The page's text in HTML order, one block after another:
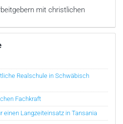
Realschule in Schwäbisch
Fachkraft
einen Langzeiteinsatz in Tansania